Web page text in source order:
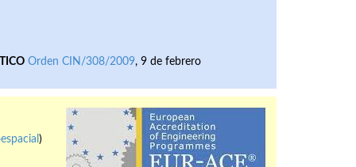
Orden CIN/308/2009, 9 de febrero
)